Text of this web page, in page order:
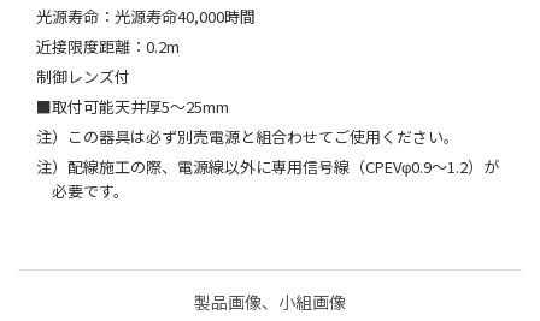
光源寿命：光源寿命40,000時間
近接限度距離：0.2m
制御レンズ付
■取付可能天井厚5～25mm
注）この器具は必ず別売電源と組合わせてご使用ください。
注）配線施工の際、電源線以外に専用信号線（CPEVφ0.9～1.2）が
必要です。
製品画像、小組画像